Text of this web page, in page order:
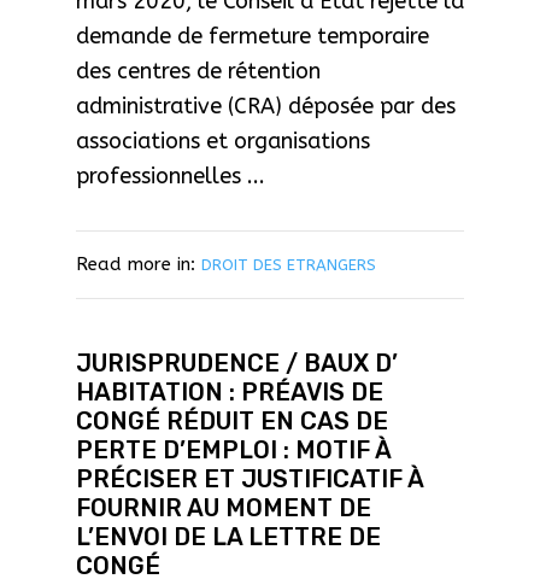
demande de fermeture temporaire
des centres de rétention
administrative (CRA) déposée par des
associations et organisations
professionnelles ...
Read more in: DROIT DES ETRANGERS
JURISPRUDENCE / BAUX D’
HABITATION : PRÉAVIS DE
CONGÉ RÉDUIT EN CAS DE
PERTE D’EMPLOI : MOTIF À
PRÉCISER ET JUSTIFICATIF À
FOURNIR AU MOMENT DE
L’ENVOI DE LA LETTRE DE
CONGÉ